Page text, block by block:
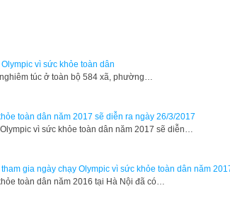
vì sức khỏe toàn dân
túc ở toàn bộ 584 xã, phường…
toàn dân năm 2017 sẽ diễn ra ngày 26/3/2017
vì sức khỏe toàn dân năm 2017 sẽ diễn…
gia ngày chạy Olympic vì sức khỏe toàn dân năm
toàn dân năm 2016 tại Hà Nội đã có…